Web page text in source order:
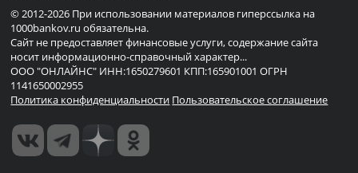
© 2012-2026 При использовании материалов гиперссылка на
1000bankov.ru обязательна.
Сайт не предоставляет финансовые услуги, содержание сайта
носит информационно-справочный характер...
ООО "ОНЛАЙНС" ИНН:1650279601 КПП:165901001 ОГРН
1141650002955
Политика конфиденциальности Пользовательское соглашение